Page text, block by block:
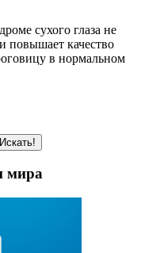
сухого глаза не
повышает качество
в нормальном
Искать!
мира